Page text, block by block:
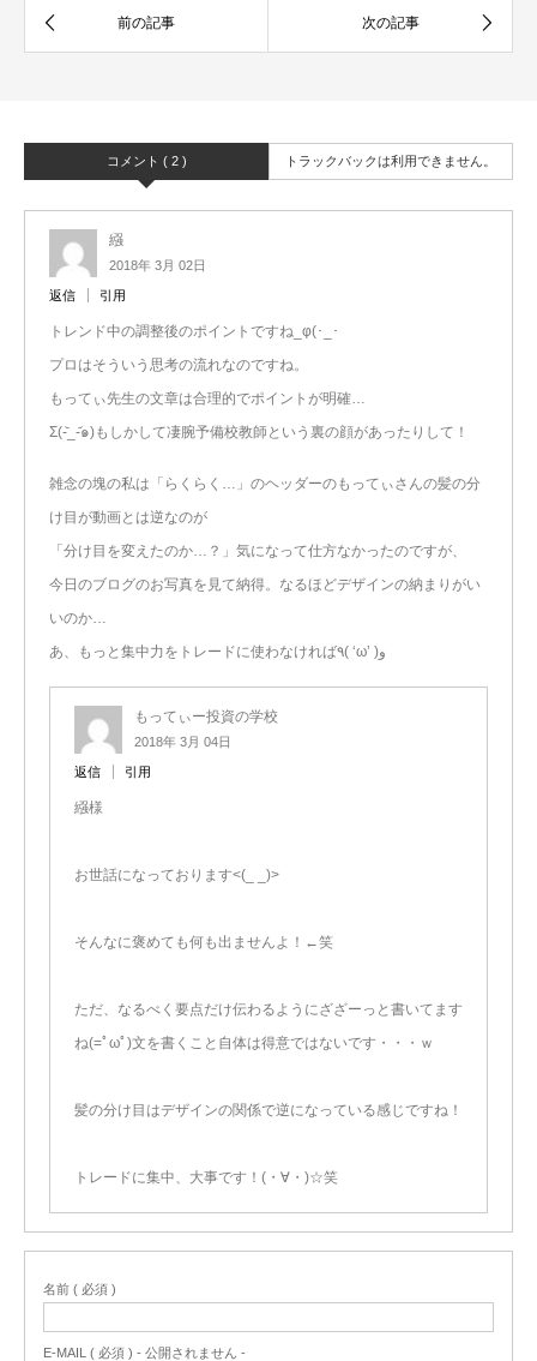
コメント ( 2 ) トラックバックは利用できません。
繦
2018年 3月 02日
返信 引用
トレンド中の調整後のポイントですね_φ(･_･
プロはそういう思考の流れなのですね。
もってぃ先生の文章は合理的でポイントが明確…
Σ(-᷅_-᷄๑)もしかして凄腕予備校教師という裏の顔があったりして！
雑念の塊の私は「らくらく…」のヘッダーのもってぃさんの髪の分
け目が動画とは逆なのが
「分け目を変えたのか…？」気になって仕方なかったのですが、
今日のブログのお写真を見て納得。なるほどデザインの納まりがい
いのか…
あ、もっと集中力をトレードに使わなければ٩( ‘ω’ )و
もってぃー投資の学校
2018年 3月 04日
返信 引用
繦様
お世話になっております<(_ _)>
そんなに褒めても何も出ませんよ！←笑
ただ、なるべく要点だけ伝わるようにざざーっと書いてます
ね(=ﾟωﾟ)文を書くこと自体は得意ではないです・・・ｗ
髪の分け目はデザインの関係で逆になっている感じですね！
トレードに集中、大事です！(・∀・)☆笑
名前 ( 必須 )
E-MAIL ( 必須 ) - 公開されません -